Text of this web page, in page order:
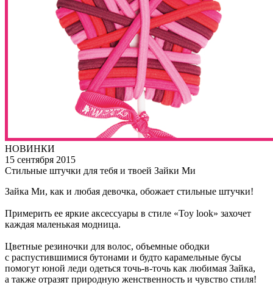
НОВИНКИ
15 сентября 2015
Стильные штучки для тебя и твоей Зайки Ми
Зайка Ми, как и любая девочка, обожает стильные штучки!
Примерить ее яркие аксессуары в стиле «Тоy look» захочет
каждая маленькая модница.
Цветные резиночки для волос, объемные ободки
с распустившимися бутонами и будто карамельные бусы
помогут юной леди одеться точь‑в‑точь как любимая Зайка,
а также отразят природную женственность и чувство стиля!